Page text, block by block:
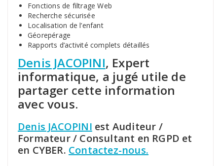
Fonctions de filtrage Web
Recherche sécurisée
Localisation de l’enfant
Géorepérage
Rapports d’activité complets détaillés
Denis JACOPINI, Expert
informatique, a jugé utile de
partager cette information
avec vous.
Denis JACOPINI est Auditeur /
Formateur / Consultant en RGPD et
en CYBER. Contactez-nous.